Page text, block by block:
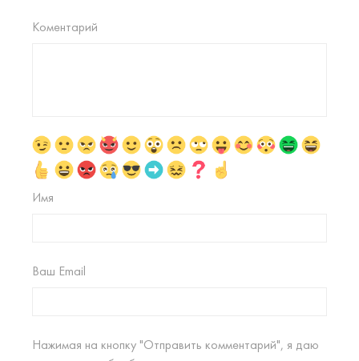
Коментарий
Имя
Ваш Email
Нажимая на кнопку "Отправить комментарий", я даю